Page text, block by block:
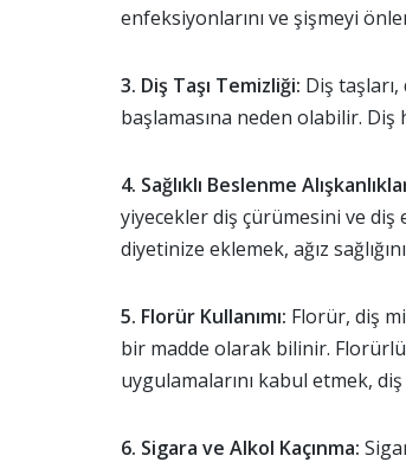
enfeksiyonlarını ve şişmeyi
3. Diş Taşı Temizliği: Diş
başlamasına neden olabilir.
4. Sağlıklı Beslenme
yiyecekler diş çürümesini ve diş
diyetinize eklemek, ağız
5. Florür Kullanımı: Florür, diş
bir madde olarak bilinir.
uygulamalarını kabul etmek,
6. Sigara ve Alkol Kaçınma: